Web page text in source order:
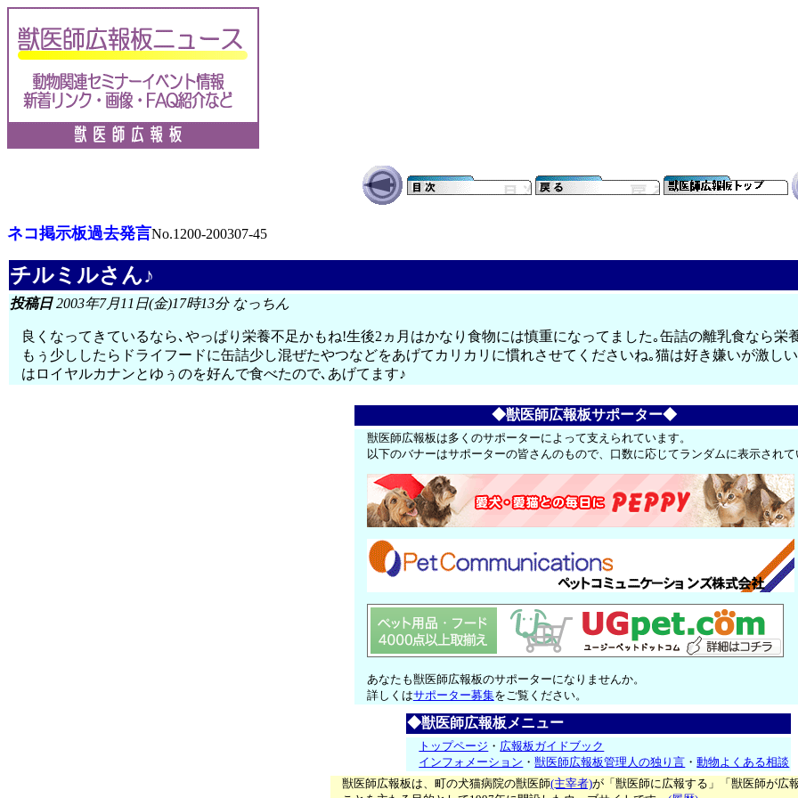
ネコ掲示板過去発言No.1200-200307-45
チルミルさん♪
投稿日2003年7月11日(金)17時13分 なっちん
良くなってきているなら､やっぱり栄養不足かもね!生後2ヵ月はかなり食物には慎重になってました｡缶詰の離乳食なら
もぅ少ししたらドライフードに缶詰少し混ぜたやつなどをあげてカリカリに慣れさせてくださいね｡猫は好き嫌いが激
はロイヤルカナンとゆぅのを好んで食べたので､あげてます♪
◆獣医師広報板サポーター◆
獣医師広報板は多くのサポーターによって支えられています。
以下のバナーはサポーターの皆さんのもので、口数に応じてランダムに表示されて
あなたも獣医師広報板のサポーターになりませんか。
詳しくはサポーター募集をご覧ください。
◆獣医師広報板メニュー
トップページ ・ 広報板ガイドブック
インフォメーション ・獣医師広報板管理人の独り言 ・動物よくある相談
獣医師広報板は、町の犬猫病院の獣医師(主宰者)が「獣医師に広報する」「獣医師が広報